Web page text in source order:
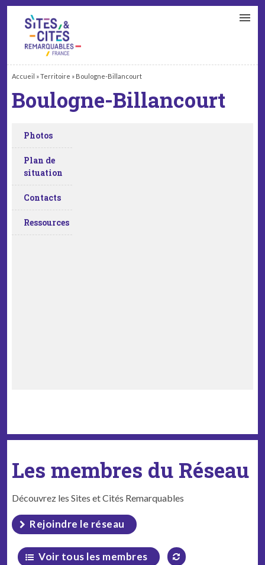
Accueil »Territoire » Boulogne-Billancourt
Boulogne-Billancourt
Photos
Plan de
situation
Contacts
Ressources
Les membres du Réseau
Découvrez les Sites et Cités Remarquables
Rejoindre le réseau
Voir tous les membres